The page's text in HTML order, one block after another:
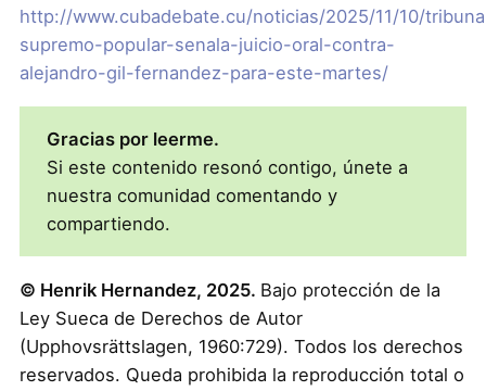
http://www.cubadebate.cu/noticias/2025/11/10/
supremo-popular-senala-juicio-oral-contra-
alejandro-gil-fernandez-para-este-martes/
Gracias por leerme.
Si este contenido resonó contigo, únete a
nuestra comunidad comentando y
compartiendo.
© Henrik Hernandez, 2025. Bajo protección de la
Ley Sueca de Derechos de Autor
(Upphovsrättslagen, 1960:729). Todos los derechos
reservados. Queda prohibida la reproducción total o